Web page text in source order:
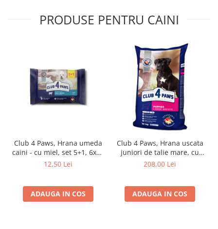
PRODUSE PENTRU CAINI
Club 4 Paws, Hrana umeda
caini - cu miel, set 5+1, 6x80
g
12,50 Lei
ADAUGA IN COS
Club 4 Paws, Hrana uscata
juniori de talie mare, cu
pui, 14kg
208,00 Lei
ADAUGA IN COS